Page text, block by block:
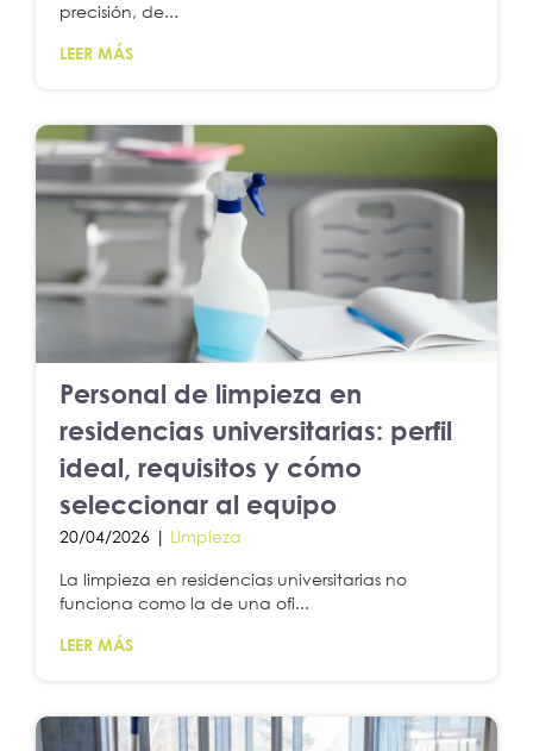
precisión, de...
LEER MÁS
Personal de limpieza en
residencias universitarias: perfil
ideal, requisitos y cómo
seleccionar al equipo
20/04/2026 | Limpieza
La limpieza en residencias universitarias no
funciona como la de una ofi...
LEER MÁS